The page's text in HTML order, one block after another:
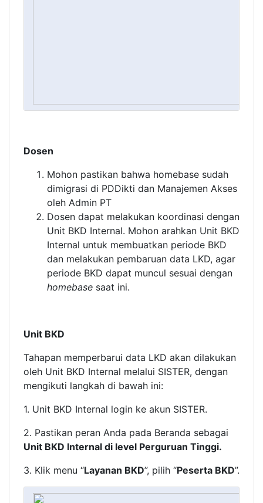
Dosen
Mohon pastikan bahwa homebase sudah
dimigrasi di PDDikti dan Manajemen Akses
oleh Admin PT
Dosen dapat melakukan koordinasi dengan
Unit BKD Internal. Mohon arahkan Unit BKD
Internal untuk membuatkan periode BKD
dan melakukan pembaruan data LKD, agar
periode BKD dapat muncul sesuai dengan
homebase saat ini.
Unit BKD
Tahapan memperbarui data LKD akan dilakukan
oleh Unit BKD Internal melalui SISTER, dengan
mengikuti langkah di bawah ini:
1. Unit BKD Internal login ke akun SISTER.
2. Pastikan peran Anda pada Beranda sebagai
Unit BKD Internal di level Perguruan Tinggi.
3. Klik menu “Layanan BKD”, pilih “Peserta BKD”.